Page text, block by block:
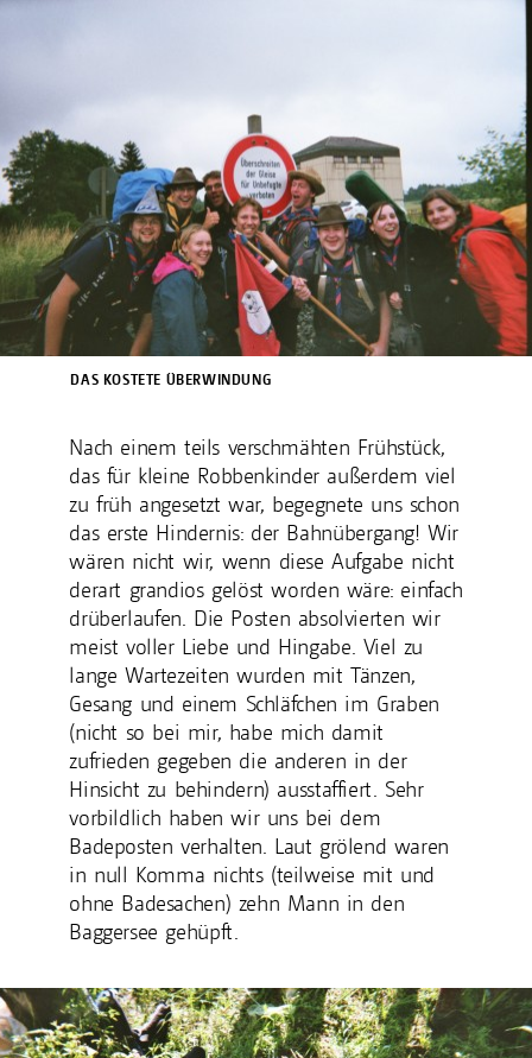
DAS KOSTETE ÜBERWINDUNG
Nach einem teils verschmähten Frühstück,
das für kleine Robbenkinder außerdem viel
zu früh angesetzt war, begegnete uns schon
das erste Hindernis: der Bahnübergang! Wir
wären nicht wir, wenn diese Aufgabe nicht
derart grandios gelöst worden wäre: einfach
drüberlaufen. Die Posten absolvierten wir
meist voller Liebe und Hingabe. Viel zu
lange Wartezeiten wurden mit Tänzen,
Gesang und einem Schläfchen im Graben
(nicht so bei mir, habe mich damit
zufrieden gegeben die anderen in der
Hinsicht zu behindern) ausstaffiert. Sehr
vorbildlich haben wir uns bei dem
Badeposten verhalten. Laut grölend waren
in null Komma nichts (teilweise mit und
ohne Badesachen) zehn Mann in den
Baggersee gehüpft.